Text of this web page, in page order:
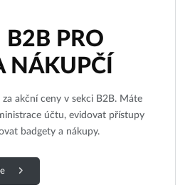
B2B PRO
NÁKUPČÍ
akční ceny v sekci B2B. Máte
účtu, evidovat přístupy
badgety a nákupy.